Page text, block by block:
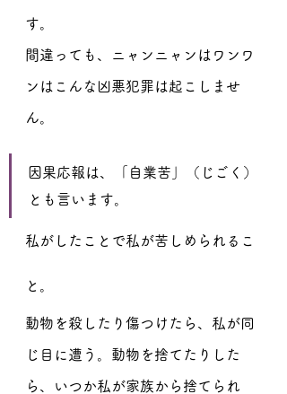
す。
間違っても、ニャンニャンはワンワ
ンはこんな凶悪犯罪は起こしませ
ん。
因果応報は、「自業苦」（じごく）
とも言います。
私がしたことで私が苦しめられるこ
と。
動物を殺したり傷つけたら、私が同
じ目に遭う。動物を捨てたりした
ら、いつか私が家族から捨てられ